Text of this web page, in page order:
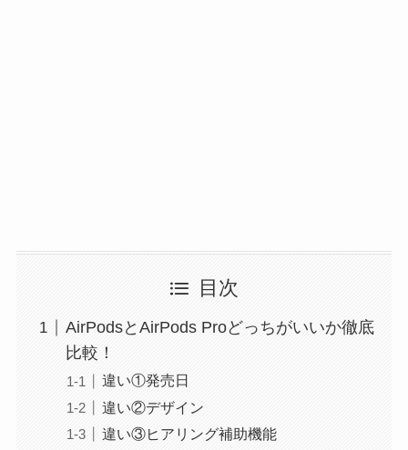
目次
AirPodsとAirPods Proどっちがいいか徹底
比較！
違い①発売日
違い②デザイン
違い③ヒアリング補助機能